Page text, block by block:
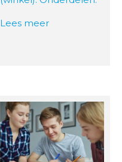
Lees meer